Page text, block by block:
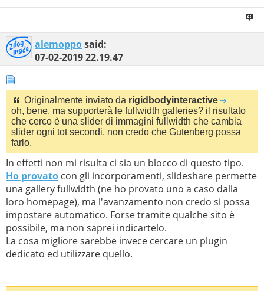
alemopposaid:
07-02-201922.19.47
Originalmente inviato da rigidbodyinteractive
oh, bene. ma supporterà le fullwidth galleries? il risultato
che cerco è una slider di immagini fullwidth che cambia
slider ogni tot secondi. non credo che Gutenberg possa
farlo.
In effetti non mi risulta ci sia un blocco di questo tipo.
Ho provato con gli incorporamenti, slideshare permette
una gallery fullwidth (ne ho provato uno a caso dalla
loro homepage), ma l'avanzamento non credo si possa
impostare automatico. Forse tramite qualche sito è
possibile, ma non saprei indicartelo.
La cosa migliore sarebbe invece cercare un plugin
dedicato ed utilizzare quello.